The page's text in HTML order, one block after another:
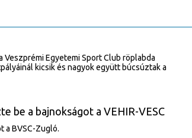
Egyetemi Sport Club röplabda
kicsik és nagyok együtt búcsúztak a
be a bajnokságot a VEHIR-VESC
a BVSC-Zugló.